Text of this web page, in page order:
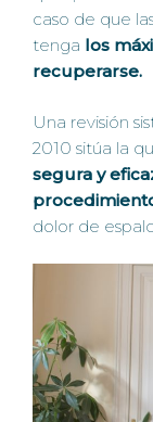
caso de que
tenga los
recuperarse.
Una revisión
2010 sitúa la
segura y
dolor de